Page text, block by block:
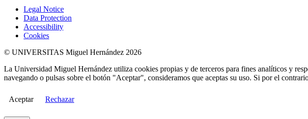
Legal Notice
Data Protection
Accessibility
Cookies
© UNIVERSITAS Miguel Hernández 2026
La Universidad Miguel Hernández utiliza cookies propias y de terceros para fines analíticos y
navegando o pulsas sobre el botón "Aceptar", consideramos que aceptas su uso. Si por el
Aceptar Rechazar